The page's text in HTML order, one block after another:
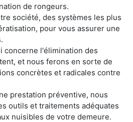
de rongeurs.
société, des systèmes les plus
pour vous assurer une
concerne l'élimination des
et nous ferons en sorte de
concrètes et radicales contre
prestation préventive, nous
outils et traitements adéquates
nuisibles de votre demeure.